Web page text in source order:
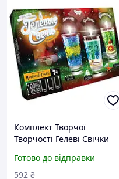
Комплект Творчої
Творчості Гелеві Свічки
Інтер'єру () 167141 Toyvoo
Готово до відправки
592 ₴